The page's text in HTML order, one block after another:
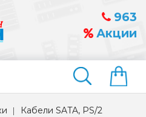
963
Акции
Найти
Кабели SATA, PS/2